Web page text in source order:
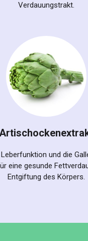
Verdauungstrakt.
und die
eine gesunde
Entgiftung des Körpers.